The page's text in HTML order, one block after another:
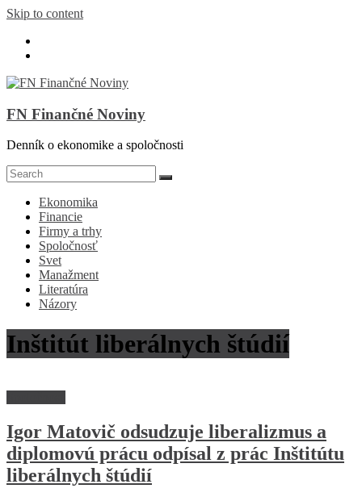
Skip to content
FN Finančné Noviny
Denník o ekonomike a spoločnosti
Ekonomika
Financie
Firmy a trhy
Spoločnosť
Svet
Manažment
Literatúra
Názory
Inštitút liberálnych štúdií
Igor Matovič odsudzuje liberalizmus a
diplomovú prácu odpísal z prác Inštitútu
liberálnych štúdií